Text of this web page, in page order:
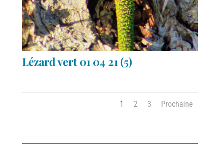
Lézard vert 01 04 21 (5)
1 2 3 Prochaine